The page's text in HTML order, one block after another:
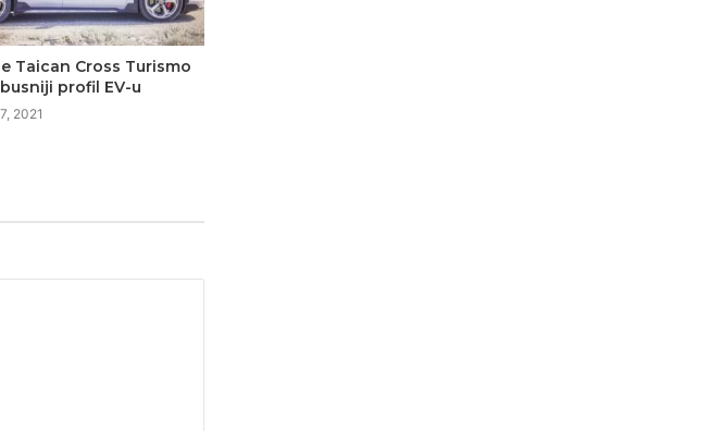
Taican Cross Turismo
profil EV-u
2021